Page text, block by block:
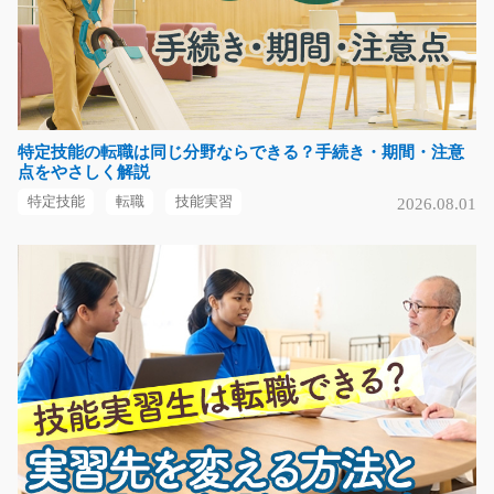
時給1020円
福岡県福岡市東区
気になる
ガソリンスタンドスタッフ/t01_00712
☆彡》 ４ｔタンクロ…
長期（3ヶ月以上）
時給1500円
愛知県豊橋市
気になる
原料運搬リフト/y08_02200
特定技能の転職は同じ分野ならできる？手続き・期間・注意
点をやさしく解説
特定技能 転職 技能実習 2026.08.01